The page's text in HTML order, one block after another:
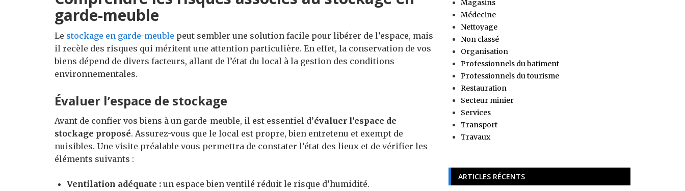
garde-meuble
Le stockage en garde-meuble peut sembler une solution facile pour libérer de l’espace, mais
il recèle des risques qui méritent une attention particulière. En effet, la conservation de vos
biens dépend de divers facteurs, allant de l’état du local à la gestion des conditions
environnementales.
Évaluer l’espace de stockage
Avant de confier vos biens à un garde-meuble, il est essentiel d’évaluer l’espace de
stockage proposé. Assurez-vous que le local est propre, bien entretenu et exempt de
nuisibles. Une visite préalable vous permettra de constater l’état des lieux et de vérifier les
éléments suivants :
Ventilation adéquate : un espace bien ventilé réduit le risque d’humidité.
Magasins
Médecine
Nettoyage
Non classé
Organisation
Professionnels du batiment
Professionnels du tourisme
Restauration
Secteur minier
Services
Transport
Travaux
ARTICLES RÉCENTS